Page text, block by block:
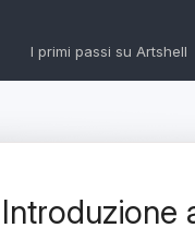
I primi passi su Artshell
Introduzione